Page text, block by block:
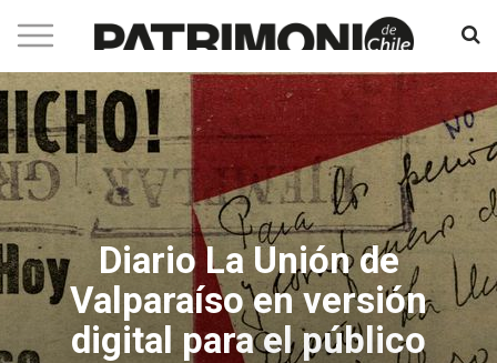
Diario La Unión de
Valparaíso en versión
digital para el público